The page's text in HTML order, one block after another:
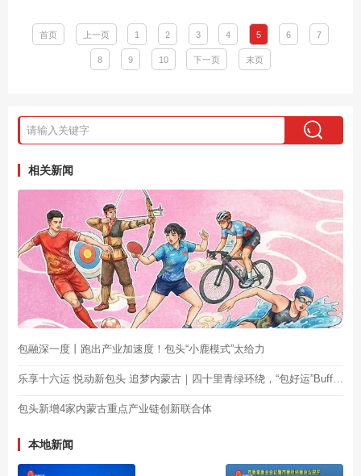
首页 上一页 1 2 3 4 5 6 7
8 9 10 下一页 末页
相关新闻
包融深一度丨跑出产业加速度！包头“小鹿模式”太给力
包头新增4家内蒙古重点产业链创新联合体
本地新闻